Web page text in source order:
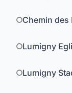
Chemin des
Lumigny
Lumigny